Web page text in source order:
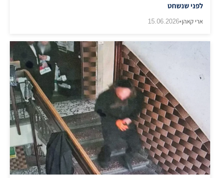
לפני שנשחט
ארי קאהן•
15.06.2026